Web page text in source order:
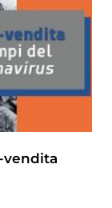
vendita